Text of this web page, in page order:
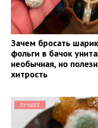
Зачем бросать
фольги в бачок
необычная, но
хитрость
ЛУЧШЕЕ